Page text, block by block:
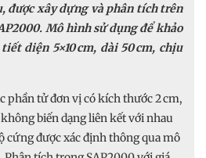
được xây dựng và phân tích trên
Mô hình sử dụng để khảo
diện 5×10 cm, dài 50 cm, chịu
phần tử đơn vị có kích thước 2 cm,
biến dạng liên kết với nhau
cứng được xác định thông qua mô